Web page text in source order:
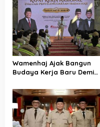
Wamenhaj Ajak Bangun
Budaya Kerja Baru Demi
Jemaah